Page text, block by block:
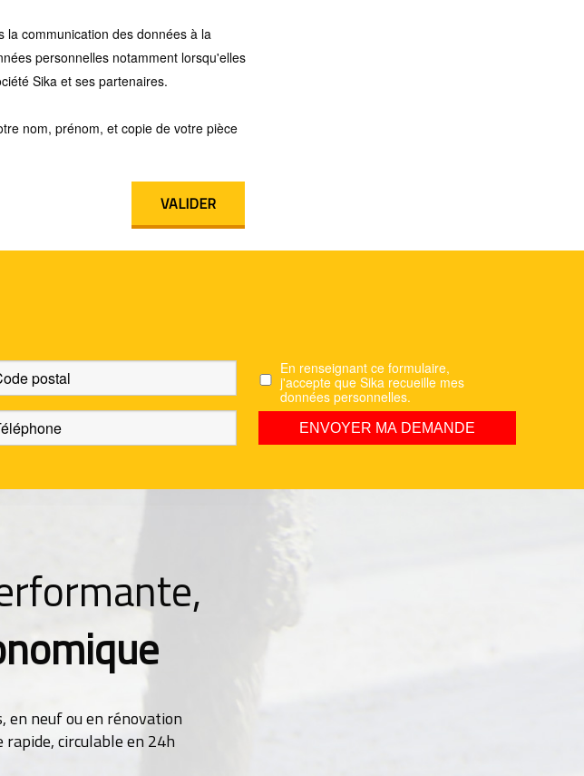
communication des données à la
personnelles notamment lorsqu'elles
Sika et ses partenaires.
nom, prénom, et copie de votre pièce
En renseignant ce formulaire,
j'accepte que Sika recueille mes
données personnelles.
en neuf ou en rénovation
circulable en 24h